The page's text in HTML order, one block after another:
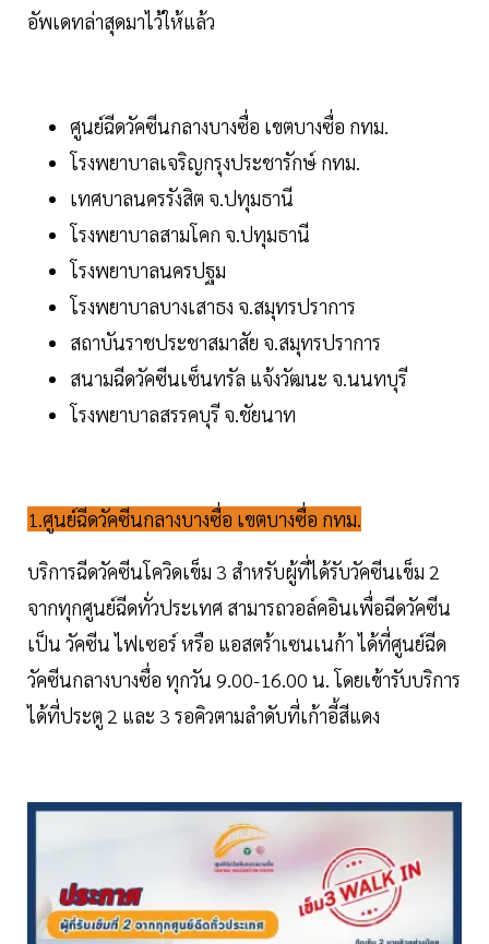
อัพเดทล่าสุดมาไว้ให้แล้ว
ศูนย์ฉีดวัคซีนกลางบางซื่อ เขตบางซื่อ กทม.
โรงพยาบาลเจริญกรุงประชารักษ์ กทม.
เทศบาลนครรังสิต จ.ปทุมธานี
โรงพยาบาลสามโคก จ.ปทุมธานี
โรงพยาบาลนครปฐม
โรงพยาบาลบางเสาธง จ.สมุทรปราการ
สถาบันราชประชาสมาสัย จ.สมุทรปราการ
สนามฉีดวัคซีนเซ็นทรัล แจ้งวัฒนะ จ.นนทบุรี
โรงพยาบาลสรรคบุรี จ.ชัยนาท
1.ศูนย์ฉีดวัคซีนกลางบางซื่อ เขตบางซื่อ กทม.
บริการฉีดวัคซีนโควิดเข็ม 3 สำหรับผู้ที่ได้รับวัคซีนเข็ม 2
จากทุกศูนย์ฉีดทั่วประเทศ สามารถวอล์คอินเพื่อฉีดวัคซีน
เป็น วัคซีน ไฟเซอร์ หรือ แอสตร้าเซนเนก้า ได้ที่ศูนย์ฉีด
วัคซีนกลางบางซื่อ ทุกวัน 9.00-16.00 น. โดยเข้ารับบริการ
ได้ที่ประตู 2 และ 3 รอคิวตามลำดับที่เก้าอี้สีแดง